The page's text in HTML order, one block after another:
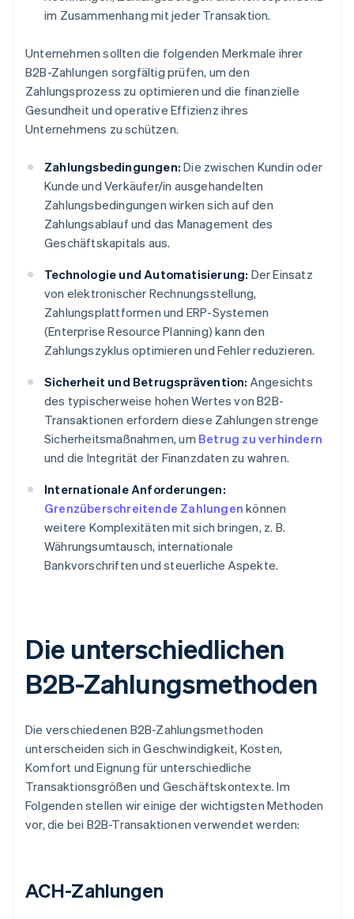
im Zusammenhang mit jeder Transaktion.
Unternehmen sollten die folgenden Merkmale ihrer
B2B-Zahlungen sorgfältig prüfen, um den
Zahlungsprozess zu optimieren und die finanzielle
Gesundheit und operative Effizienz ihres
Unternehmens zu schützen.
Zahlungsbedingungen: Die zwischen Kundin oder
Kunde und Verkäufer/in ausgehandelten
Zahlungsbedingungen wirken sich auf den
Zahlungsablauf und das Management des
Geschäftskapitals aus.
Technologie und Automatisierung: Der Einsatz
von elektronischer Rechnungsstellung,
Zahlungsplattformen und ERP-Systemen
(Enterprise Resource Planning) kann den
Zahlungszyklus optimieren und Fehler reduzieren.
Sicherheit und Betrugsprävention: Angesichts
des typischerweise hohen Wertes von B2B-
Transaktionen erfordern diese Zahlungen strenge
Sicherheitsmaßnahmen, um Betrug zu verhindern
und die Integrität der Finanzdaten zu wahren.
Internationale Anforderungen:
Grenzüberschreitende Zahlungen können
weitere Komplexitäten mit sich bringen, z. B.
Währungsumtausch, internationale
Bankvorschriften und steuerliche Aspekte.
Die unterschiedlichen
B2B-Zahlungsmethoden
Die verschiedenen B2B-Zahlungsmethoden
unterscheiden sich in Geschwindigkeit, Kosten,
Komfort und Eignung für unterschiedliche
Transaktionsgrößen und Geschäftskontexte. Im
Folgenden stellen wir einige der wichtigsten Methoden
vor, die bei B2B-Transaktionen verwendet werden:
ACH-Zahlungen